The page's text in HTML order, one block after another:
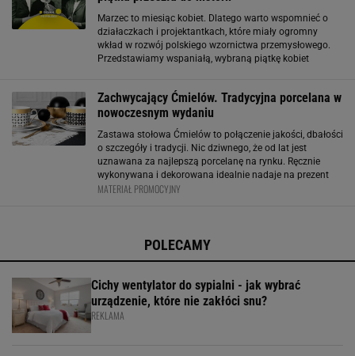
Marzec to miesiąc kobiet. Dlatego warto wspomnieć o
działaczkach i projektantkach, które miały ogromny
wkład w rozwój polskiego wzornictwa przemysłowego.
Przedstawiamy wspaniałą, wybraną piątkę kobiet
Zachwycający Ćmielów. Tradycyjna porcelana w
nowoczesnym wydaniu
Zastawa stołowa Ćmielów to połączenie jakości, dbałości
o szczegóły i tradycji. Nic dziwnego, że od lat jest
uznawana za najlepszą porcelanę na rynku. Ręcznie
wykonywana i dekorowana idealnie nadaje na prezent
oraz podczas wyjątkowych kolacji. Oto najpiękniejsze
propozycje marki Ćmielów.
MATERIAŁ PROMOCYJNY
POLECAMY
Cichy wentylator do sypialni - jak wybrać
urządzenie, które nie zakłóci snu?
REKLAMA